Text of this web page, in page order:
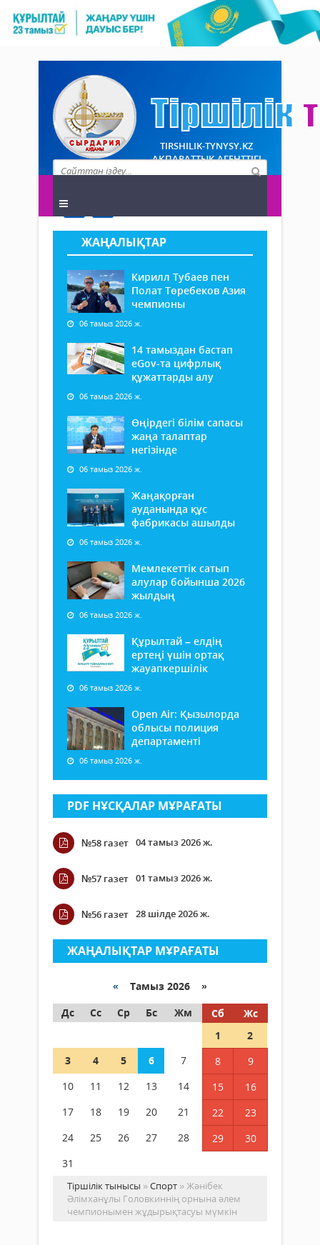
TIRSHILIK-TYNYSY.KZ
АҚПАРАТТЫҚ АГЕНТТІГІ
ЖАҢАЛЫҚТАР
Кирилл Тубаев пен
Полат Төребеков Азия
чемпионы
06 тамыз 2026 ж.
14 тамыздан бастап
еGov-та цифрлық
құжаттарды алу
06 тамыз 2026 ж.
Өңірдегі білім сапасы
жаңа талаптар
негізінде
06 тамыз 2026 ж.
Жаңақорған
ауданында құс
фабрикасы ашылды
06 тамыз 2026 ж.
Мемлекеттік сатып
алулар бойынша 2026
жылдың
06 тамыз 2026 ж.
Құрылтай – елдің
ертеңі үшін ортақ
жауапкершілік
06 тамыз 2026 ж.
Open Air: Қызылорда
облысы полиция
департаменті
06 тамыз 2026 ж.
PDF НҰСҚАЛАР МҰРАҒАТЫ
№58 газет 04 тамыз 2026 ж.
№57 газет 01 тамыз 2026 ж.
№56 газет 28 шілде 2026 ж.
ЖАҢАЛЫҚТАР МҰРАҒАТЫ
« Тамыз 2026 »
Дс
Сс Ср Бс Жм Сб
Жс
1
2
3
4 5 6 7 8
9
10
11 12 13 14 15
16
17
18 19 20 21 22
23
24
25 26 27 28 29
30
31
Тіршілік тынысы »Спорт » Жәнібек
Әлімханұлы Головкиннің орнына әлем
чемпионымен жұдырықтасуы мүмкін